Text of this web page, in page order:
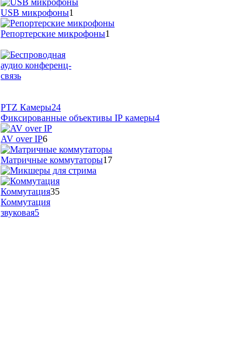
USB микрофоны1
Репортерские микрофоны1
PTZ Камеры24
Фиксированные объективы IP камеры4
AV over IP6
Матричные коммутаторы17
Коммутация35
Коммутация
звуковая5